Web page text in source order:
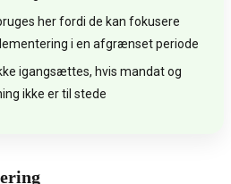
her fordi de kan fokusere
i en afgrænset periode
igangsættes, hvis mandat og
ikke er til stede